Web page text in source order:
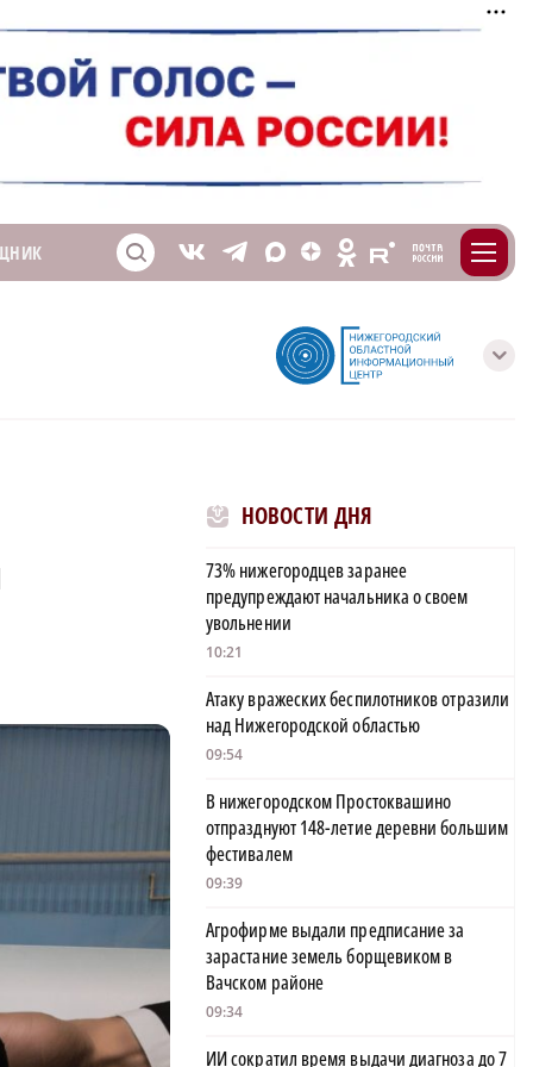
S V T X Z O E m
с
НОВОСТИ ДНЯ
73% нижегородцев заранее
предупреждают начальника о своем
увольнении
10:21
Атаку вражеских беспилотников отразили
над Нижегородской областью
09:54
В нижегородском Простоквашино
отпразднуют 148-летие деревни большим
фестивалем
09:39
Агрофирме выдали предписание за
зарастание земель борщевиком в
Вачском районе
09:34
ИИ сократил время выдачи диагноза до 7